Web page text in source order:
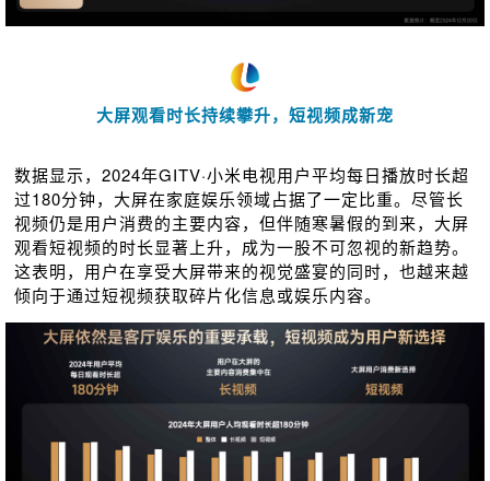
大屏观看时长持续攀升，短视频成新宠
数据显示，2024年GITV·小米电视用户平均每日播放时长超
过180分钟，大屏在家庭娱乐领域占据了一定比重。尽管长
视频仍是用户消费的主要内容，但伴随寒暑假的到来，大屏
观看短视频的时长显著上升，成为⼀股不可忽视的新趋势。
这表明，用户在享受大屏带来的视觉盛宴的同时，也越来越
倾向于通过短视频获取碎片化信息或娱乐内容。